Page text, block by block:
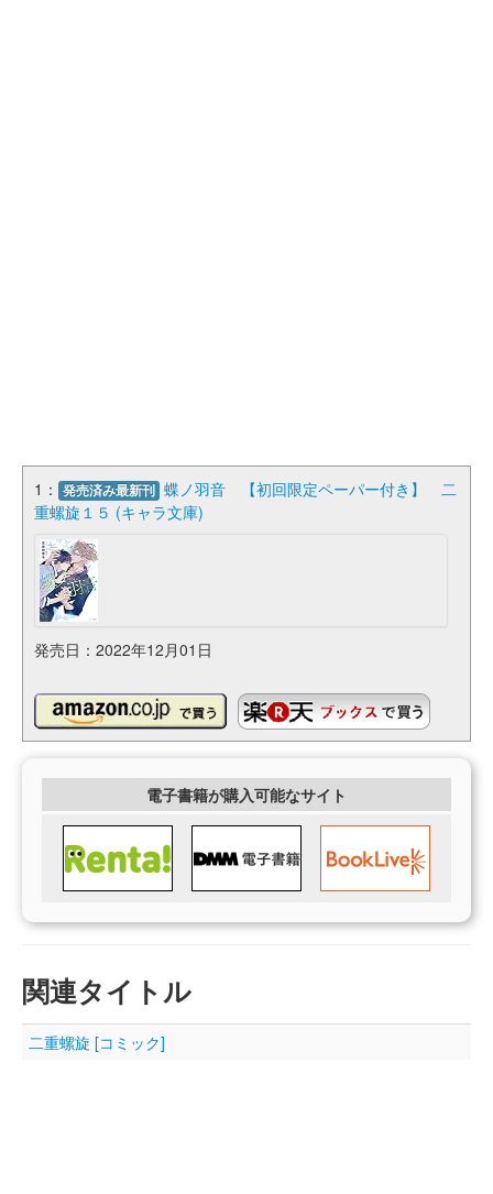
1： 発売済み最新刊 蝶ノ羽音 【初回限定ペーパー付き】 二
重螺旋１５ (キャラ文庫)
発売日：2022年12月01日
電子書籍が購入可能なサイト
関連タイトル
二重螺旋 [コミック]